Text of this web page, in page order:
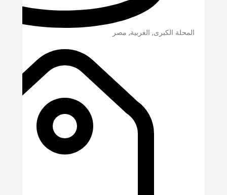
المحلة الكبرى, الغربية, مصر